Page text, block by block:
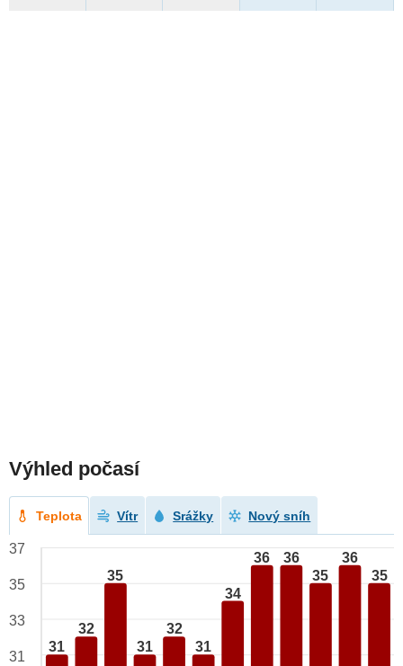
Výhled počasí
Teplota Vítr Srážky Nový sníh
31
32
35
31
32
31
34
36 36
35
36
35
37
35
33
31